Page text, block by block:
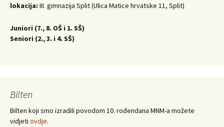
lokacija: III. gimnazija Split (Ulica Matice hrvatske 11, Split)
Juniori (7., 8. OŠ i 1. SŠ)
Seniori (2., 3. i 4. SŠ)
Bilten
Bilten koji smo izradili povodom 10. rođendana MNM-a možete
vidjeti ovdje.